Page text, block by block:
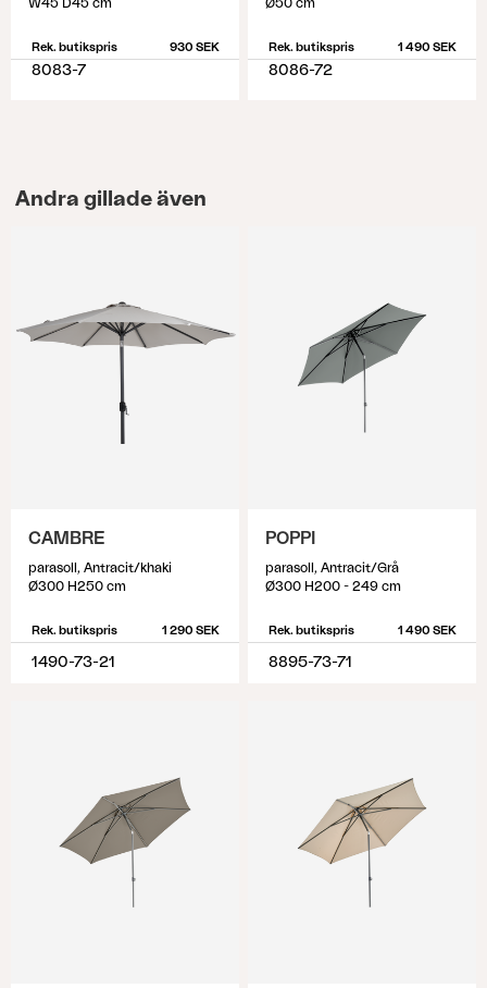
W45 D45 cm
Rek. butikspris 930 SEK
8083-7
Ø50 cm
Rek. butikspris 1 490 SEK
8086-72
Andra gillade även
CAMBRE
parasoll, Antracit/khaki
Ø300 H250 cm
Rek. butikspris 1 290 SEK
1490-73-21
POPPI
parasoll, Antracit/Grå
Ø300 H200 - 249 cm
Rek. butikspris 1 490 SEK
8895-73-71